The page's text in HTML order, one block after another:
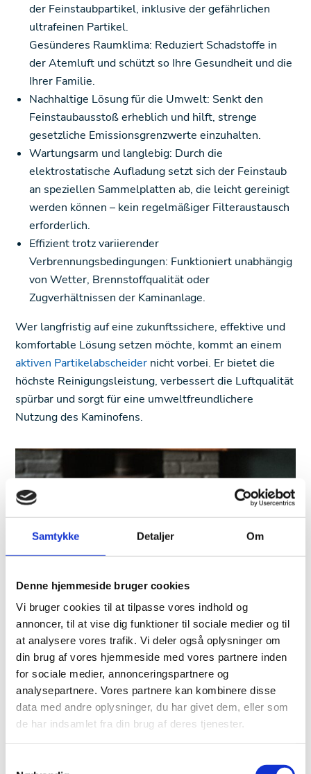
Samtykke Detaljer Om
Denne hjemmeside bruger cookies
Vi bruger cookies til at tilpasse vores indhold og
annoncer, til at vise dig funktioner til sociale medier og til
at analysere vores trafik. Vi deler også oplysninger om
din brug af vores hjemmeside med vores partnere inden
for sociale medier, annonceringspartnere og
analysepartnere. Vores partnere kan kombinere disse
data med andre oplysninger, du har givet dem, eller som
de har indsamlet fra din brug af deres tjenester.
der Feinstaubpartikel, inklusive der gefährlichen
ultrafeinen Partikel.
Gesünderes Raumklima: Reduziert Schadstoffe in
der Atemluft und schützt so Ihre Gesundheit und die
Ihrer Familie.
Nachhaltige Lösung für die Umwelt: Senkt den
Feinstaubausstoß erheblich und hilft, strenge
gesetzliche Emissionsgrenzwerte einzuhalten.
Wartungsarm und langlebig: Durch die
elektrostatische Aufladung setzt sich der Feinstaub
an speziellen Sammelplatten ab, die leicht gereinigt
werden können – kein regelmäßiger Filteraustausch
erforderlich.
Effizient trotz variierender
Verbrennungsbedingungen: Funktioniert unabhängig
von Wetter, Brennstoffqualität oder
Zugverhältnissen der Kaminanlage.
Wer langfristig auf eine zukunftssichere, effektive und
komfortable Lösung setzen möchte, kommt an einem
aktiven Partikelabscheider nicht vorbei. Er bietet die
höchste Reinigungsleistung, verbessert die Luftqualität
spürbar und sorgt für eine umweltfreundlichere
Nutzung des Kaminofens.
Welche Lösung ist die beste
für meinen Kaminofen?
Die Wahl zwischen einem aktivenPartikelabscheider
und einem passiven Feinstaubfilter hängt von